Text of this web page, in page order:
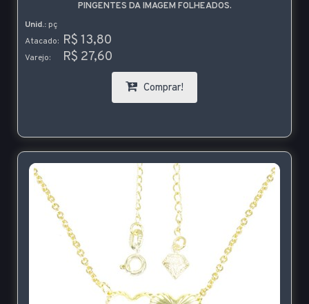
PINGENTES DA IMAGEM FOLHEADOS.
Unid.: pç
Atacado: R$ 13,80
Varejo: R$ 27,60
Comprar!